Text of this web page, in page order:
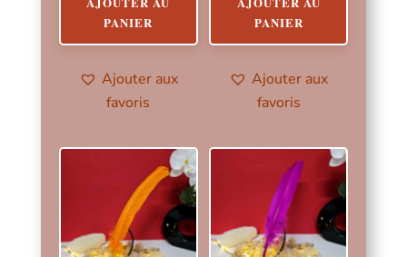
PANIER
Ajouter aux
favoris
PANIER
Ajouter aux
favoris